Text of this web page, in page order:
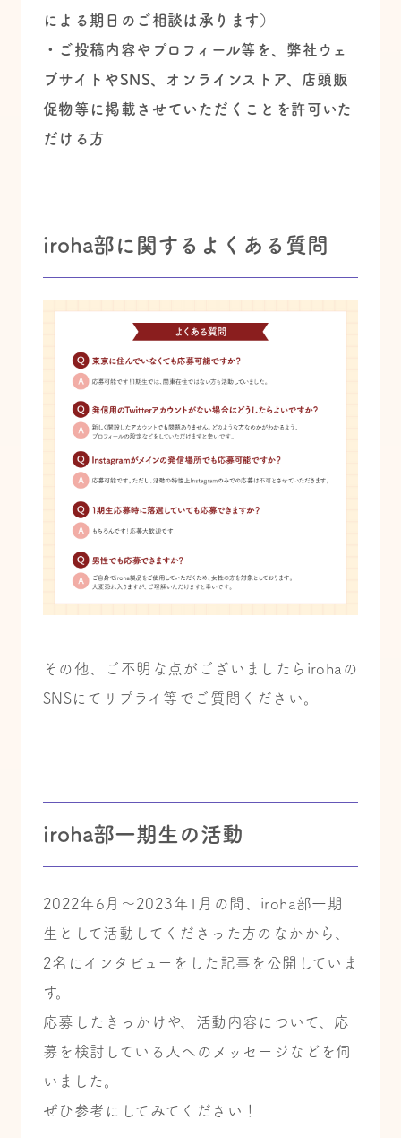
による期日のご相談は承ります）
・ご投稿内容やプロフィール等を、弊社ウェ
ブサイトやSNS、オンラインストア、店頭販
促物等に掲載させていただくことを許可いた
だける方
iroha部に関するよくある質問
その他、ご不明な点がございましたらirohaの
SNSにてリプライ等でご質問ください。
iroha部一期生の活動
2022年6月～2023年1月の間、iroha部一期
生として活動してくださった方のなかから、
2名にインタビューをした記事を公開していま
す。
応募したきっかけや、活動内容について、応
募を検討している人へのメッセージなどを伺
いました。
ぜひ参考にしてみてください！